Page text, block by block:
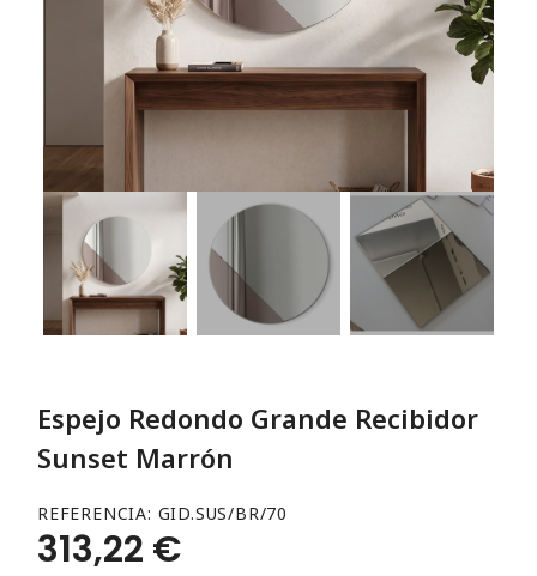
Espejo Redondo Grande Recibidor
Sunset Marrón
REFERENCIA GID.SUS/BR/70
313,22 €